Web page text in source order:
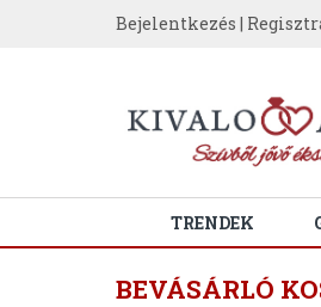
Bejelentkezés |
TRENDEK
BEVÁSÁRLÓ